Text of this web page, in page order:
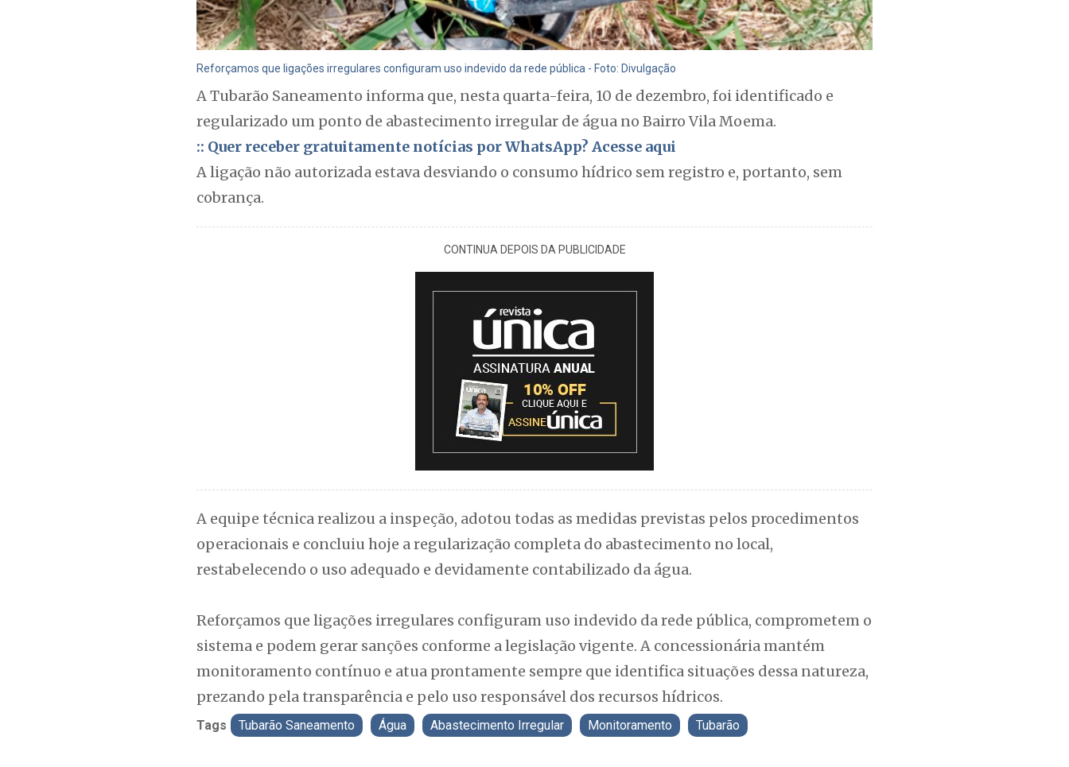
Reforçamos que ligações irregulares configuram uso indevido da rede pública - Foto: Divulgação
A Tubarão Saneamento informa que, nesta quarta-feira, 10 de dezembro, foi identificado e
regularizado um ponto de abastecimento irregular de água no Bairro Vila Moema.
:: Quer receber gratuitamente notícias por WhatsApp? Acesse aqui
A ligação não autorizada estava desviando o consumo hídrico sem registro e, portanto, sem
cobrança.
CONTINUA DEPOIS DA PUBLICIDADE
A equipe técnica realizou a inspeção, adotou todas as medidas previstas pelos procedimentos
operacionais e concluiu hoje a regularização completa do abastecimento no local,
restabelecendo o uso adequado e devidamente contabilizado da água.
Reforçamos que ligações irregulares configuram uso indevido da rede pública, comprometem o
sistema e podem gerar sanções conforme a legislação vigente. A concessionária mantém
monitoramento contínuo e atua prontamente sempre que identifica situações dessa natureza,
prezando pela transparência e pelo uso responsável dos recursos hídricos.
Tags Tubarão Saneamento Água Abastecimento Irregular Monitoramento Tubarão